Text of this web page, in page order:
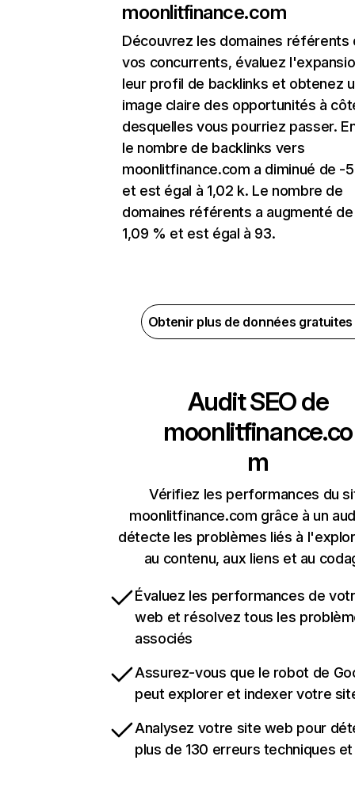
moonlitfinance.com
Découvrez les domaines référents
vos concurrents, évaluez
leur profil de backlinks et obtenez
image claire des opportunités à
desquelles vous pourriez passer.
le nombre de backlinks vers
moonlitfinance.com a diminué de -
et est égal à 1,02 k. Le nombre de
domaines référents a augmenté de
1,09 % et est égal à 93.
Obtenir plus de données
Audit SEO de
moonlitfinance.co
m
Vérifiez les performances du
moonlitfinance.com grâce à un
détecte les problèmes liés à
au contenu, aux liens et au
Évaluez les performances de
web et résolvez tous les
associés
Assurez-vous que le robot de
peut explorer et indexer votre
Analysez votre site web pour
plus de 130 erreurs techniques et